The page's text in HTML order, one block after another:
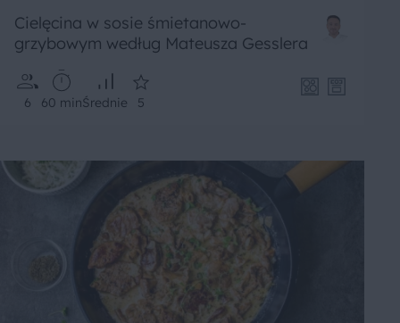
Cielęcina w sosie śmietanowo-
grzybowym według Mateusza Gesslera
6 60 minŚrednie 5